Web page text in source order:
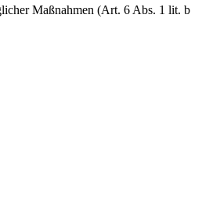
Maßnahmen (Art. 6 Abs. 1 lit. b